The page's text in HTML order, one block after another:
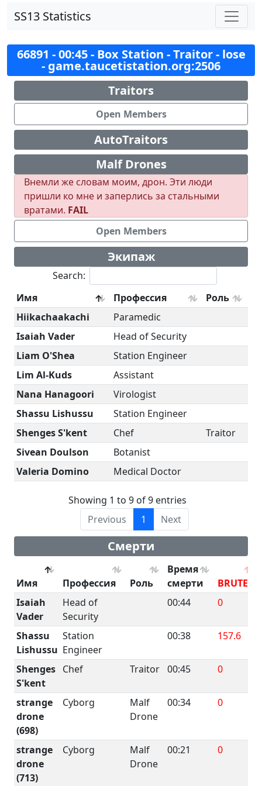
SS13 Statistics
66891 - 00:45 - Box Station - Traitor - lose
- game.taucetistation.org:2506
Traitors
Open Members
AutoTraitors
Malf Drones
Внемли же словам моим, дрон. Эти люди
пришли ко мне и заперлись за стальными
вратами. FAIL
Open Members
Экипаж
Search:
Имя
Профессия
Роль
Hiikachaakachi
Paramedic
Isaiah Vader
Head of Security
Liam O'Shea
Station Engineer
Lim Al-Kuds
Assistant
Nana Hanagoori
Virologist
Shassu Lishussu
Station Engineer
Shenges S'kent
Chef
Traitor
Sivean Doulson
Botanist
Valeria Domino
Medical Doctor
Showing 1 to 9 of 9 entries
Previous
1 Next
Смерти
Имя Профессия Роль
Время
смерти
BRUTE
Isaiah
Vader
Head of
Security
00:44 0
Shassu
Lishussu
Station
Engineer
00:38 157.6
Shenges
S'kent
Chef Traitor 00:45 0
strange
drone
(698)
Cyborg
Malf
Drone
00:34 0
strange
drone
(713)
Cyborg
Malf
Drone
00:21 0